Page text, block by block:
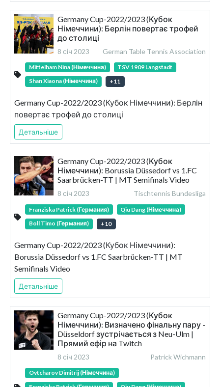
Germany Cup-2022/2023 (Кубок
Німеччини): Берлін повертає трофей
до столиці
8 січ 2023 German Table Tennis Association
Mittelham Nina (Німеччина)
TSV 1909 Langstadt
Shan Xiaona (Німеччина)
+11
Germany Cup-2022/2023 (Кубок Німеччини): Берлін
повертає трофей до столиці
Детальніше
Germany Cup-2022/2023 (Кубок
Німеччини): Borussia Düssedorf vs 1.FC
Saarbrücken-TT | MT Semifinals Video
8 січ 2023 Tischtennis Bundesliga
Franziska Patrick (Германия)
Qiu Dang (Німеччина)
Boll Timo (Германия)
+10
Germany Cup-2022/2023 (Кубок Німеччини):
Borussia Düssedorf vs 1.FC Saarbrücken-TT | MT
Semifinals Video
Детальніше
Germany Cup-2022/2023 (Кубок
Німеччини): Визначено фінальну пару -
Düsseldorf зустрічається з Neu-Ulm |
Прямий ефір на Twitch
8 січ 2023 Patrick Wichmann
Ovtcharov Dimitrij (Німеччина)